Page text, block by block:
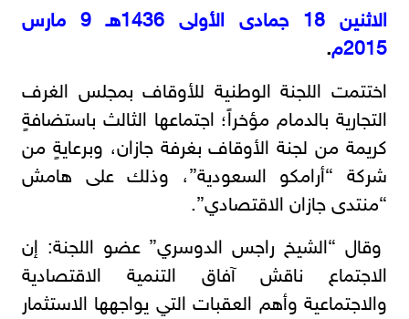
الاثنين 18 جمادى الأولى 1436هـ 9 مارس
2015م .
اختتمت اللجنة الوطنية للأوقاف بمجلس الغرف
التجارية بالدمام مؤخراً؛ اجتماعها الثالث باستضافةٍ
كريمة من لجنة الأوقاف بغرفة جازان، وبرعايةٍ من
شركة “أرامكو السعودية”، وذلك على هامش
“منتدى جازان الاقتصادي”.
وقال “الشيخ راجس الدوسري” عضو اللجنة: إن
الاجتماع ناقش آفاق التنمية الاقتصادية
والاجتماعية وأهم العقبات التي يواجهها الاستثمار